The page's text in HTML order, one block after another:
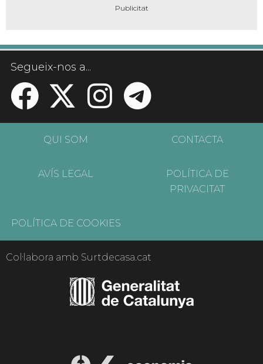
Segueix-nos a...
QUI SOM CONTACTA
AVÍS LEGAL
POLÍTICA DE
PRIVACITAT
POLÍTICA DE COOKIES
Col·labora amb Surtdecasa.cat